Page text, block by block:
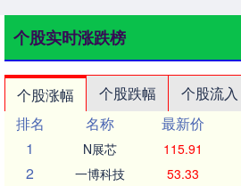
个股实时涨跌榜
个股涨幅 个股跌幅 个股流入
排名
名称 最新价
1
N展芯 115.91
2 一博科技 53.33